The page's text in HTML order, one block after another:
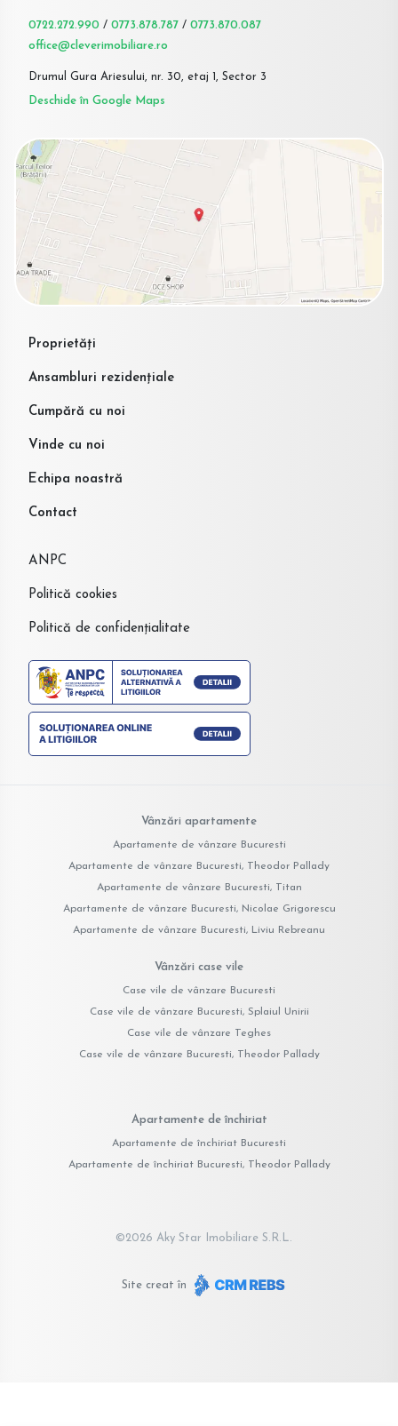
0722.272.990 / 0773.878.787 / 0773.870.087
office@cleverimobiliare.ro
Drumul Gura Ariesului, nr. 30, etaj 1, Sector 3
Deschide în Google Maps
Proprietăți
Ansambluri rezidențiale
Cumpără cu noi
Vinde cu noi
Echipa noastră
Contact
ANPC
Politică cookies
Politică de confidențialitate
Vânzări apartamente
Apartamente de vânzare Bucuresti
Apartamente de vânzare Bucuresti, Theodor Pallady
Apartamente de vânzare Bucuresti, Titan
Apartamente de vânzare Bucuresti, Nicolae Grigorescu
Apartamente de vânzare Bucuresti, Liviu Rebreanu
Vânzări case vile
Case vile de vânzare Bucuresti
Case vile de vânzare Bucuresti, Splaiul Unirii
Case vile de vânzare Teghes
Case vile de vânzare Bucuresti, Theodor Pallady
Apartamente de închiriat
Apartamente de închiriat Bucuresti
Apartamente de închiriat Bucuresti, Theodor Pallady
©2026 Aky Star Imobiliare S.R.L.
Site creat în